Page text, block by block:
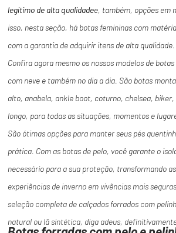
legítimo de alta qualidadee, também, opções em
isso, nesta seção, há botas femininas com
com a garantia de adquirir itens de alta qualidade.
Confira agora mesmo os nossos modelos de
com neve e também no dia a dia. São botas
alto, anabela, ankle boot, coturno, chelsea,
longo, para todas as situações, momentos e
São ótimas opções para manter seus pés
prática. Com as botas de pelo, você garante o
necessário para a sua proteção, transformando
experiências de inverno em vivências mais
seleção completa de calçados forrados com
natural ou lã sintética, diga adeus,